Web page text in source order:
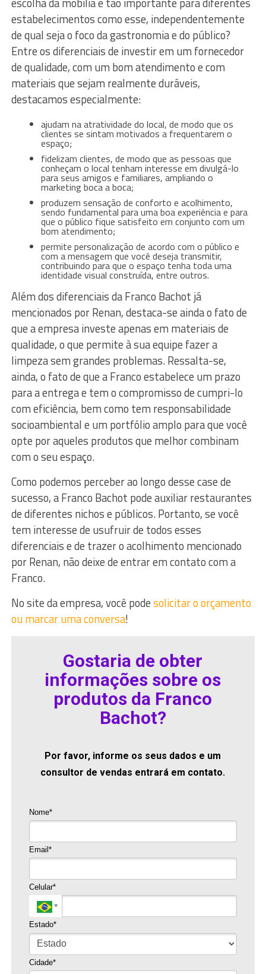
estabelecimentos como esse, independentemente
de qual seja o foco da gastronomia e do público?
Entre os diferenciais de investir em um fornecedor
de qualidade, com um bom atendimento e com
materiais que sejam realmente duráveis,
destacamos especialmente:
ajudam na atratividade do local, de modo que os
clientes se sintam motivados a frequentarem o
espaço;
fidelizam clientes, de modo que as pessoas que
conheçam o local tenham interesse em divulgá-lo
para seus amigos e familiares, ampliando o
marketing boca a boca;
produzem sensação de conforto e acolhimento,
sendo fundamental para uma boa experiência e para
que o público fique satisfeito em conjunto com um
bom atendimento;
permite personalização de acordo com o público e
com a mensagem que você deseja transmitir,
contribuindo para que o espaço tenha toda uma
identidade visual construída, entre outros.
Além dos diferenciais da Franco Bachot já
mencionados por Renan, destaca-se ainda o fato de
que a empresa investe apenas em materiais de
qualidade, o que permite à sua equipe fazer a
limpeza sem grandes problemas. Ressalta-se,
ainda, o fato de que a Franco estabelece um prazo
para a entrega e tem o compromisso de cumpri-lo
com eficiência, bem como tem responsabilidade
socioambiental e um portfólio amplo para que você
opte por aqueles produtos que melhor combinam
com o seu espaço.
Como podemos perceber ao longo desse case de
sucesso, a Franco Bachot pode auxiliar restaurantes
de diferentes nichos e públicos. Portanto, se você
tem interesse de usufruir de todos esses
diferenciais e de trazer o acolhimento mencionado
por Renan, não deixe de entrar em contato com a
Franco.
No site da empresa, você podesolicitar o orçamento
ou marcar uma conversa!
Gostaria de obter
informações sobre os
produtos da Franco
Bachot?
Por favor, informe os seus dados e um
consultor de vendas entrará em contato.
Nome*
Email*
Celular*
Estado*
Cidade*